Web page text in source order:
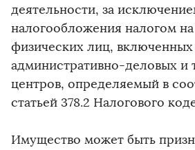
деятельности, за
налогообложения налогом
физических лиц, включенных
административно-деловых и
центров, определяемый в
статьей 378.2 Налогового
Имущество может быть